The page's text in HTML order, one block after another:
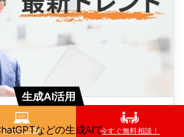
コース一覧 今すぐ無料相談！
生成AI活用
などの生成AIで